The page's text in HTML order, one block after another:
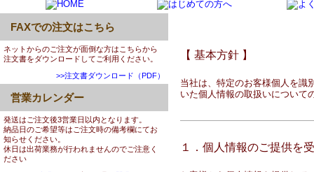
FAXでの注文はこちら
ネットからのご注文が面倒な方はこちらから
注文書をダウンロードしてご利用ください。
>>注文書ダウンロード（PDF）
営業カレンダー
発送はご注文後3営業日以内となります。
納品日のご希望等はご注文時の備考欄にてお
知らせください。
休日は出荷業務が行われませんのでご注意く
ださい
【 基本方針 】
当社は、特定のお客様個人を識
いた個人情報の取扱いについて
１．個人情報のご提供を